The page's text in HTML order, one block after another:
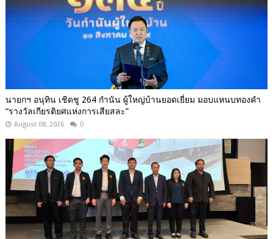
นายกฯ อนุทิน เชิดชู 264 กำนัน ผู้ใหญ่บ้านยอดเยี่ยม มอบแหนบทองคำ
“รางวัลเกียรติยศแห่งการเสียสละ”
August 08, 2026 0